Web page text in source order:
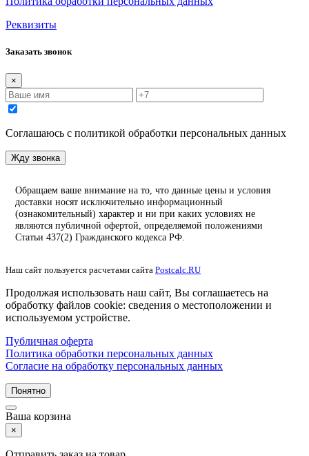
Реквизиты
Заказать звонок
×
Соглашаюсь с политикой обработки персональных данных
Жду звонка
Обращаем ваше внимание на то, что данные цены и условия
доставки носят исключительно информационный
(ознакомительный) характер и ни при каких условиях не
являются публичной офертой, определяемой положениями
Статьи 437(2) Гражданского кодекса РФ.
Наш сайт пользуется расчетами сайта Postcalc.RU
Продолжая использовать наш сайт, Вы соглашаетесь на
обработку файлов cookie: сведения о местоположении и
используемом устройстве.
Публичная оферта
Политика обработки персональных данных
Согласие на обработку персональных данных
Понятно
Ваша корзина
×